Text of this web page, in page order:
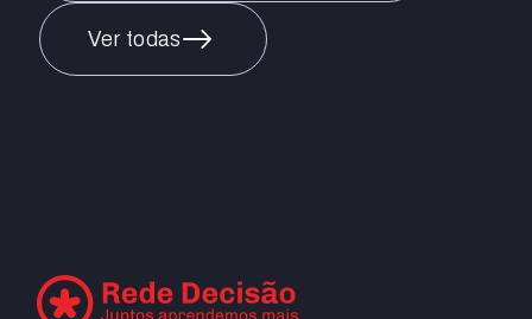
Ver todas